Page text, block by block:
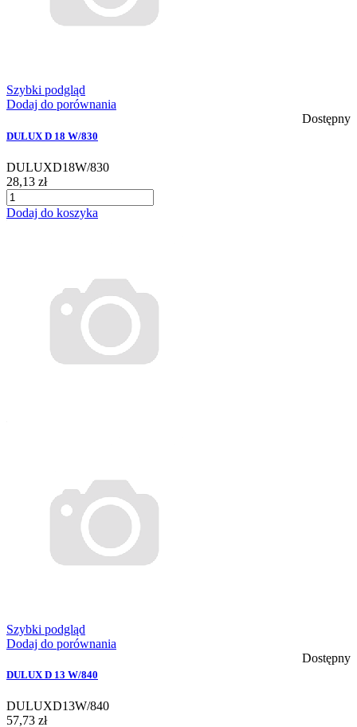
Szybki podgląd
Dodaj do porównania
Dostępny
DULUX D 18 W/830
DULUXD18W/830
28,13 zł
Dodaj do koszyka
Szybki podgląd
Dodaj do porównania
Dostępny
DULUX D 13 W/840
DULUXD13W/840
57,73 zł